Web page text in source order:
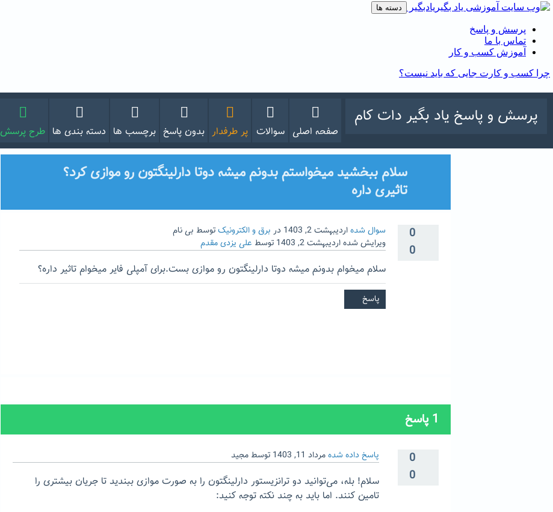
پرسش و پاسخ یاد بگیر دات کام
صفحه اصلی سوالات پر طرفدار بدون پاسخ برچسب ها دسته بندی ها طرح پرسش
سلام ببخشید میخواستم بدونم میشه دوتا دارلینگتون رو موازی کرد؟
تاثیری داره
0
0
سوال شدهاردیبهشت 2, 1403 در برق و الکترونیکتوسط بی نام
ویرایش شدهاردیبهشت 2, 1403 توسط علی یزدی مقدم
سلام میخوام بدونم میشه دوتا دارلینگتون رو موازی بست.برای آمپلی فایر میخوام تاثیر داره؟
1پاسخ
0
0
پاسخ داده شدهمرداد 11, 1403 توسطمجید
سلام! بله، می‌توانید دو ترانزیستور دارلینگتون را به صورت موازی ببندید تا جریان بیشتری را
تامین کنند. اما باید به چند نکته توجه کنید: